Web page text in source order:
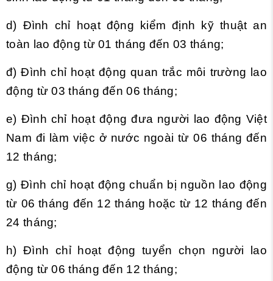
d) Đình chỉ hoạt động kiểm định kỹ thuật an
toàn lao động từ 01 tháng đến 03 tháng;
đ) Đình chỉ hoạt động quan trắc môi trường lao
động từ 03 tháng đến 06 tháng;
e) Đình chỉ hoạt động đưa người lao động Việt
Nam đi làm việc ở nước ngoài từ 06 tháng đến
12 tháng;
g) Đình chỉ hoạt động chuẩn bị nguồn lao động
từ 06 tháng đến 12 tháng hoặc từ 12 tháng đến
24 tháng;
h) Đình chỉ hoạt động tuyển chọn người lao
động từ 06 tháng đến 12 tháng;